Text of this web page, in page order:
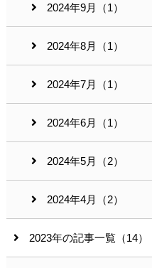
2024年9月（1）
2024年8月（1）
2024年7月（1）
2024年6月（1）
2024年5月（2）
2024年4月（2）
2023年の記事一覧（14）